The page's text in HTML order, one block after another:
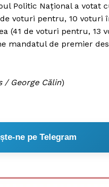
Un
FREEDOM
Politic Național a
voturi pentru, 10
(41 de voturi pentru,
mandatul de premier
/ George Călin)
ne pe Telegram